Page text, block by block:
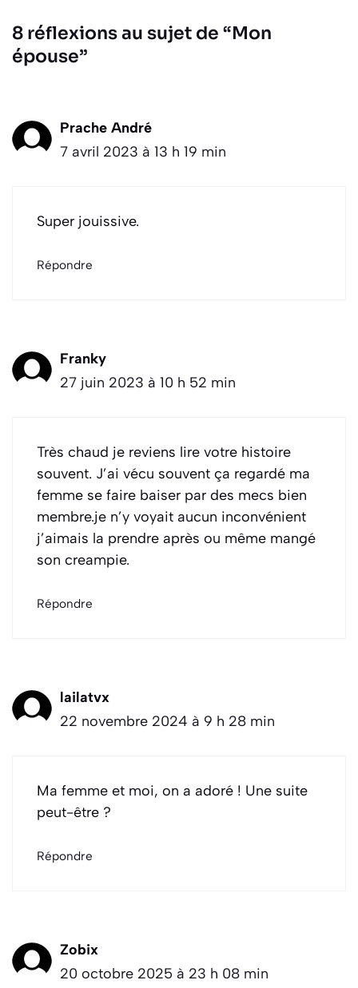
8 réflexions au sujet de “Mon
épouse”
Prache André
7 avril 2023 à 13 h 19 min
Super jouissive.
Répondre
Franky
27 juin 2023 à 10 h 52 min
Très chaud je reviens lire votre histoire
souvent. J’ai vécu souvent ça regardé ma
femme se faire baiser par des mecs bien
membre.je n’y voyait aucun inconvénient
j’aimais la prendre après ou même mangé
son creampie.
Répondre
lailatvx
22 novembre 2024 à 9 h 28 min
Ma femme et moi, on a adoré ! Une suite
peut-être ?
Répondre
Zobix
20 octobre 2025 à 23 h 08 min